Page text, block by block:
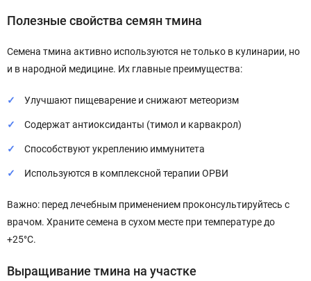
Полезные свойства семян тмина
Семена тмина активно используются не только в кулинарии, но
и в народной медицине. Их главные преимущества:
Улучшают пищеварение и снижают метеоризм
Содержат антиоксиданты (тимол и карвакрол)
Способствуют укреплению иммунитета
Используются в комплексной терапии ОРВИ
Важно: перед лечебным применением проконсультируйтесь с
врачом. Храните семена в сухом месте при температуре до
+25°C.
Выращивание тмина на участке